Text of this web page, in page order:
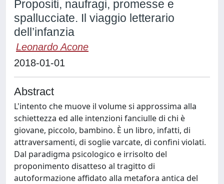
Propositi, naufragi, promesse e
spallucciate. Il viaggio letterario
dell’infanzia
Leonardo Acone
2018-01-01
Abstract
L'intento che muove il volume si approssima alla
schiettezza ed alle intenzioni fanciulle di chi è
giovane, piccolo, bambino. È un libro, infatti, di
attraversamenti, di soglie varcate, di confini violati.
Dal paradigma psicologico e irrisolto del
proponimento disatteso al tragitto di
autoformazione affidato alla metafora antica del